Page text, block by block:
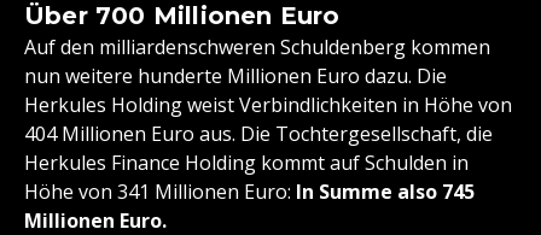
Über 700 Millionen Euro
Auf den milliardenschweren Schuldenberg kommen
nun weitere hunderte Millionen Euro dazu. Die
Herkules Holding weist Verbindlichkeiten in Höhe von
404 Millionen Euro aus. Die Tochtergesellschaft, die
Herkules Finance Holding kommt auf Schulden in
Höhe von 341 Millionen Euro: In Summe also 745
Millionen Euro.